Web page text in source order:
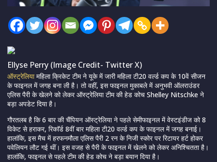
Ellyse Perry (Image Credit- Twitter X)
ऑस्ट्रेलियामहिला क्रिकेट टीम ने यूके में जारी महिला टी20 वर्ल्ड कप के 10वें सीजन
के फाइनल में जगह बना ली है। तो वहीं, इस फाइनल मुकाबले में अनुभवी ऑलराउंडर
एलिस पैरी के खेलने को लेकर ऑस्ट्रेलिया टीम की हेड कोच Shelley Nitschke ने
बड़ा अपडेट दिया है।
गौरतलब है कि 6 बार की चैंपियन ऑस्ट्रेलिया ने पहले सेमीफाइनल में वेस्टइंडीज को 8
विकेट से हराकर, रिकाॅर्ड 8वीं बार महिला टी20 वर्ल्ड कप के फाइनल में जगह बनाई।
हालांकि, इस मैच में हरफनमौला एलिस पैरी 2 रन के निजी स्कोर पर रिटायर हर्ट होकर
पवेलियन लौट गई थीं। इस वजह से पैरी के फाइनल में खेलने को लेकर अनिश्चितता है।
हालांकि, फाइनल से पहले टीम की हेड कोच ने बड़ा बयान दिया है।